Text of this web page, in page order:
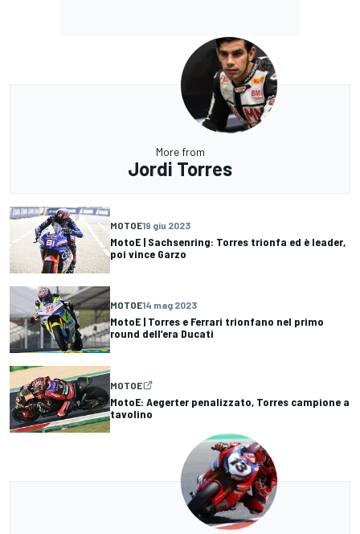
More from
Jordi Torres
MOTOE19 giu 2023
MotoE | Sachsenring: Torres trionfa ed è leader,
poi vince Garzo
MOTOE14 mag 2023
MotoE | Torres e Ferrari trionfano nel primo
round dell’era Ducati
MOTOE
MotoE: Aegerter penalizzato, Torres campione a
tavolino